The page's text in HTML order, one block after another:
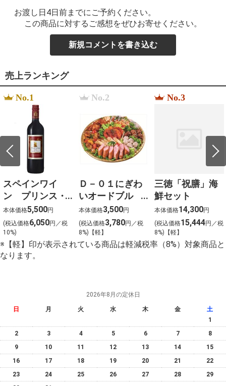
お渡し日4日前までにご予約ください。
この商品に対するご感想をぜひお寄せください。
新規コメントを書き込む
売上ランキング
No.1
スペインワイ
ン プリンス・
デ・バオ
（赤）
750ml×12本
本体価格5,500円
(税込価格6,050円／税
10%)
No.2
Ｄ－０１にぎわ
いオードブル
（約４～５名様
向け） 大
本体価格3,500円
(税込価格3,780円／税
8%)【軽】
No.3
三徳「祝膳」海
鮮セット
本体価格14,300円
(税込価格15,444円／税
8%)【軽】
※【軽】印が表示されている商品は軽減税率（8%）対象商品と
なります。
2026年8月の定休日
日 月 火 水 木 金
土
1
2
3 4 5 6 7
8
9
10 11 12 13 14
15
16
17 18 19 20 21
22
23
24 25 26 27 28
29